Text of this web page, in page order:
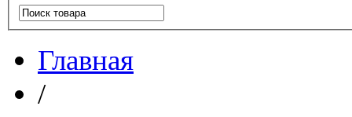
Главная
/